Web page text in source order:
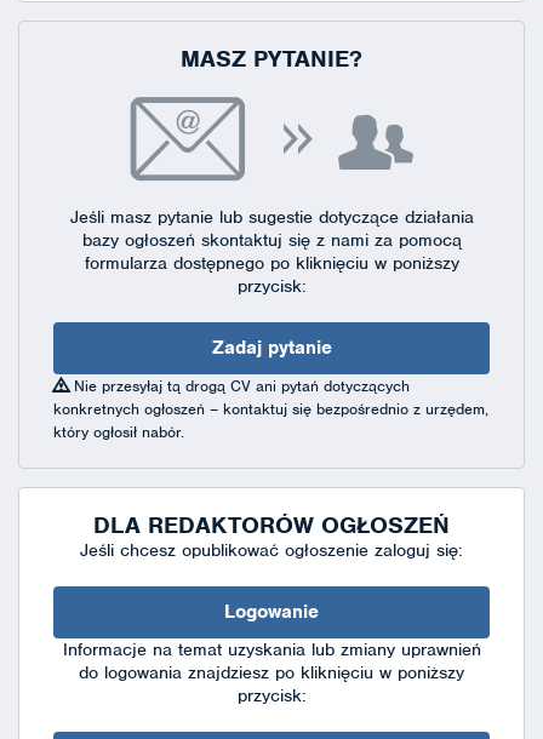
MASZ PYTANIE?
Jeśli masz pytanie lub sugestie dotyczące działania
bazy ogłoszeń skontaktuj się z nami za pomocą
formularza dostępnegopo kliknięciu w poniższy
przycisk:
Zadaj pytanie
Nie przesyłaj tą drogą CV ani pytań dotyczących
konkretnych ogłoszeń – kontaktuj się bezpośrednio z urzędem,
który ogłosił nabór.
DLA REDAKTORÓW OGŁOSZEŃ
Jeśli chcesz opublikować ogłoszenie zaloguj się:
Logowanie
Informacje na temat uzyskania lub zmiany uprawnień
do logowania znajdziesz po kliknięciu w poniższy
przycisk: